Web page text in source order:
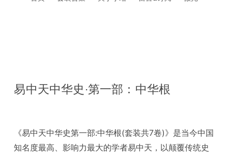
易中天中华史‧第一部：中华根
《易中天中华史第一部:中华根(套装共7卷)》是当今中国
知名度最高、影响力最大的学者易中天，以颠覆传统史